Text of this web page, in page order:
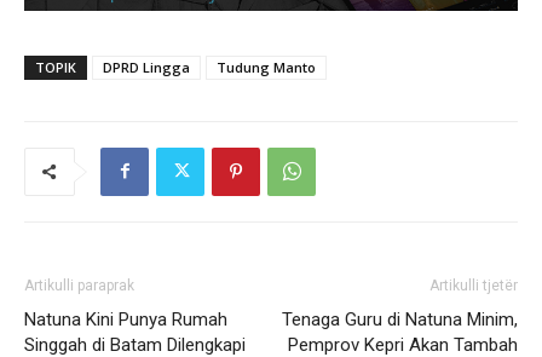
TOPIK DPRD Lingga Tudung Manto
Artikulli paraprak
Natuna Kini Punya Rumah
Singgah di Batam Dilengkapi
Artikulli tjetër
Tenaga Guru di Natuna Minim,
Pemprov Kepri Akan Tambah